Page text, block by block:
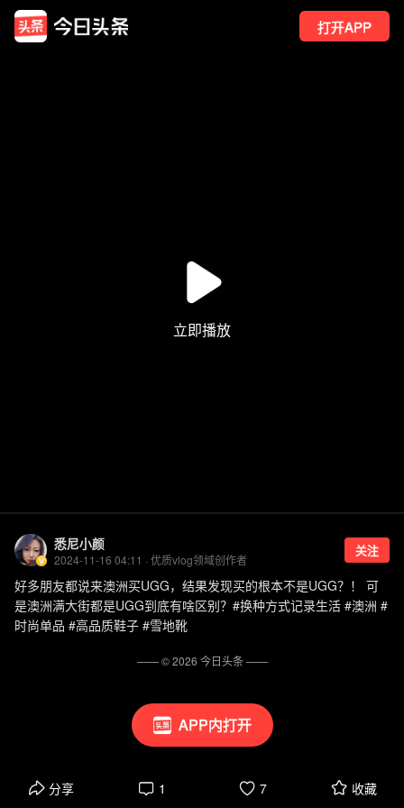
打开APP
APP内打开
悉尼小颜
2024-11-16 04:11 · 优质vlog领域创作者
关注
好多朋友都说来澳洲买UGG，结果发现买的根本不是UGG？！ 可
是澳洲满大街都是UGG到底有啥区别？#换种方式记录生活 #澳洲 #
时尚单品 #高品质鞋子 #雪地靴
分享 1 7 收藏
—— ©2026 今日头条——